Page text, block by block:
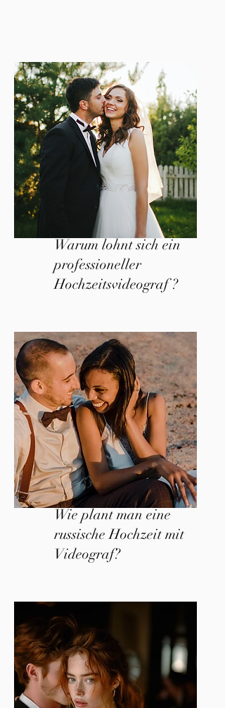
Warum lohnt sich ein
professioneller
Hochzeitsvideograf ?
Wie plant man eine
russische Hochzeit mit
Videograf?